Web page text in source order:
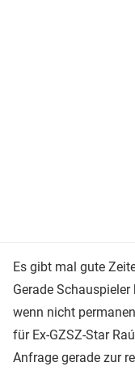
Es gibt mal gute
Gerade
wenn nicht
für Ex-GZSZ-Star
Anfrage gerade zur